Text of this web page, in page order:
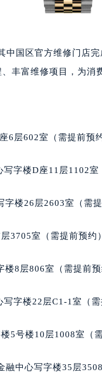
中国区官方维修门店
丰富维修项目，为消
6层602室（需提前预约
字楼D座11层1102室
楼26层2603室（需提
3705室（需提前预约）
8层806室（需提前预
字楼22层C1-1室（需
5号楼10层1008室（
中心写字楼35层